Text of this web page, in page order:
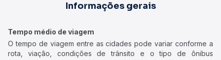
Informações gerais
Tempo médio de viagem
O tempo de viagem entre as cidades pode variar conforme a
rota, viação, condições de trânsito e o tipo de ônibus